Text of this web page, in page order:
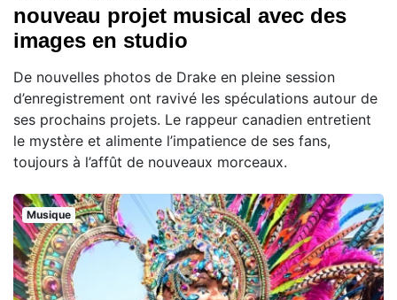
nouveau projet musical avec des
images en studio
De nouvelles photos de Drake en pleine session
d’enregistrement ont ravivé les spéculations autour de
ses prochains projets. Le rappeur canadien entretient
le mystère et alimente l’impatience de ses fans,
toujours à l’affût de nouveaux morceaux.
Musique